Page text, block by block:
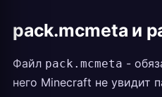
pack.mcmeta и
Файл pack.mcmeta -
него Minecraft не увидит